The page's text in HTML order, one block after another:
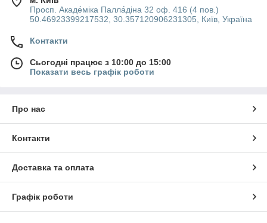
Просп. Акаде́міка Палла́діна 32 оф. 416 (4 пов.)
50.46923399217532, 30.357120906231305, Київ, Україна
Контакти
Сьогодні працює з 10:00 до 15:00
Показати весь графік роботи
Про нас
Контакти
Доставка та оплата
Графік роботи